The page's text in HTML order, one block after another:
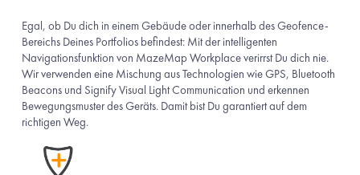
Egal, ob Du dich in einem Gebäude oder innerhalb des Geofence-
Bereichs Deines Portfolios befindest: Mit der intelligenten
Navigationsfunktion von MazeMap Workplace verirrst Du dich nie.
Wir verwenden eine Mischung aus Technologien wie GPS, Bluetooth
Beacons und Signify Visual Light Communication und erkennen
Bewegungsmuster des Geräts. Damit bist Du garantiert auf dem
richtigen Weg.